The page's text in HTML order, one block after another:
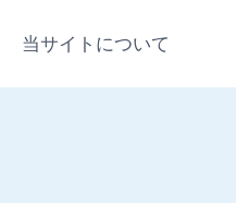
当サイトについて